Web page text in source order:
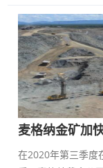
麦格纳金矿加
在2020年第三季度